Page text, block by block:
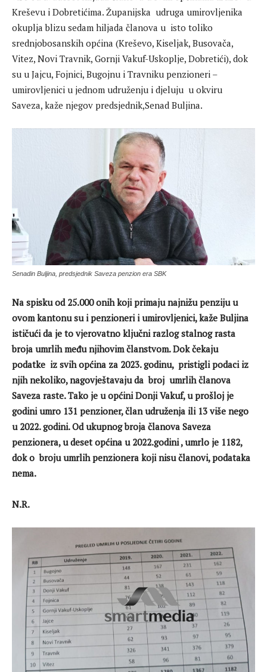
Kreševu i Dobretićima. Županijska udruga umirovljenika
okuplja blizu sedam hiljada članova u isto toliko
srednjobosanskih općina (Kreševo, Kiseljak, Busovača,
Vitez, Novi Travnik, Gornji Vakuf-Uskoplje, Dobretići), dok
su u Jajcu, Fojnici, Bugojnu i Travniku penzioneri –
umirovljenici u jednom udruženju i djeluju u okviru
Saveza, kaže njegov predsjednik,Senad Buljina.
Senadin Buljina, predsjednik Saveza penzion era SBK
Na spisku od 25.000 onih koji primaju najnižu penziju u
ovom kantonu su i penzioneri i umirovljenici, kaže Buljina
ističući da je to vjerovatno ključni razlog stalnog rasta
broja umrlih među njihovim članstvom. Dok čekaju
podatke iz svih općina za 2023. godinu, pristigli podaci iz
njih nekoliko, nagovještavaju da broj umrlih članova
Saveza raste. Tako je u općini Donji Vakuf, u prošloj je
godini umro 131 penzioner, član udruženja ili 13 više nego
u 2022. godini. Od ukupnog broja članova Saveza
penzionera, u deset općina u 2022.godini , umrlo je 1182,
dok o broju umrlih penzionera koji nisu članovi, podataka
nema.
N.R.